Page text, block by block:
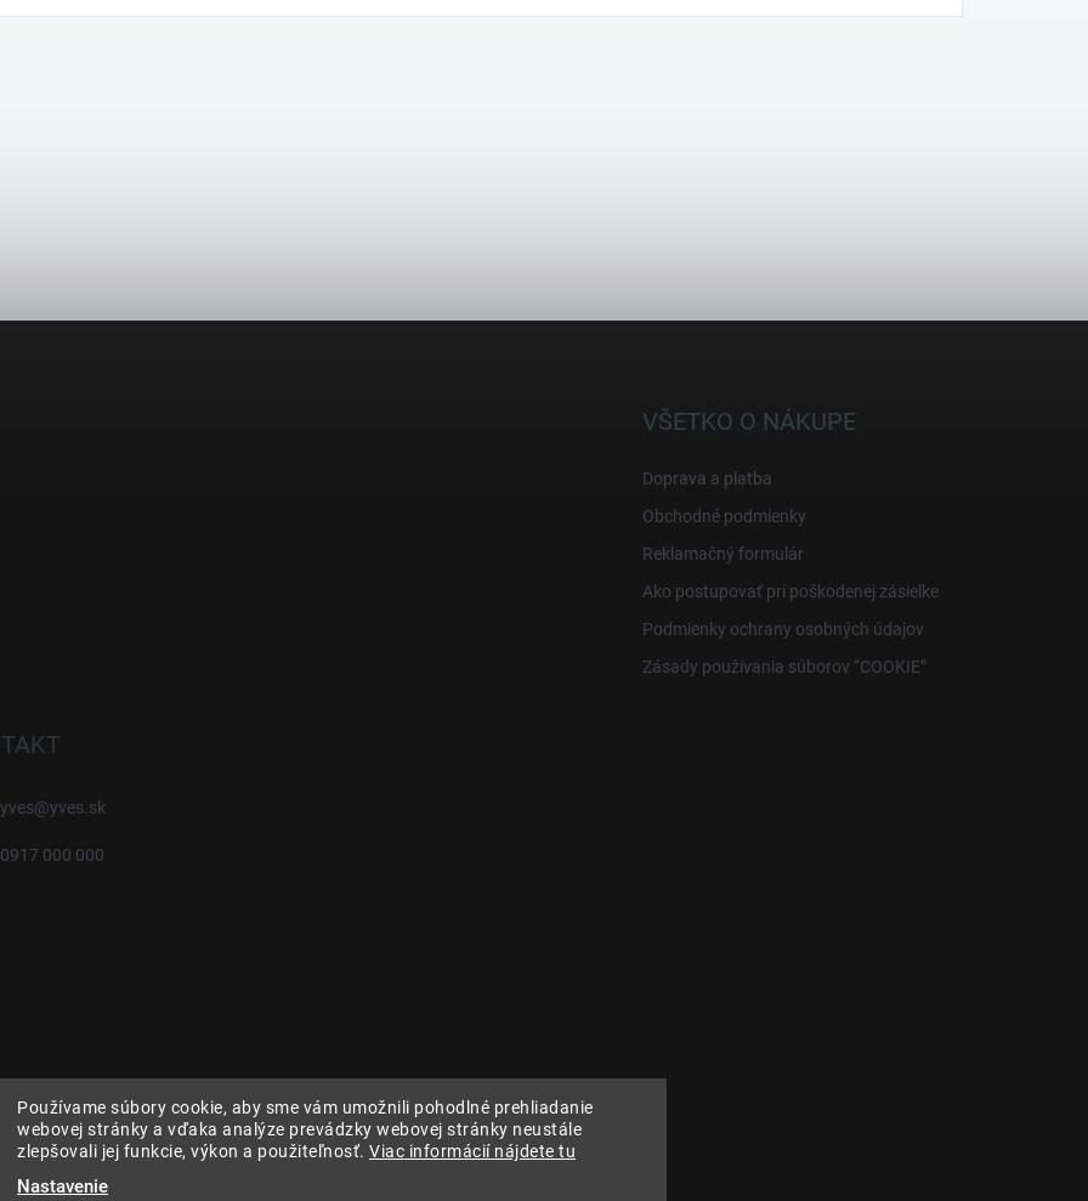
Používame súbory cookie, aby sme vám umožnili pohodlné prehliadanie
webovej stránky a vďaka analýze prevádzky webovej stránky neustále
zlepšovali jej funkcie, výkon a použiteľnosť. Viac informácií nájdete tu
Nastavenie
VŠETKO O NÁKUPE
Doprava a platba
Obchodné podmienky
Reklamačný formulár
Ako postupovať pri poškodenej zásielke
Podmienky ochrany osobných údajov
Zásady používania súborov “COOKIE”
yves@yves.sk
0917 000 000